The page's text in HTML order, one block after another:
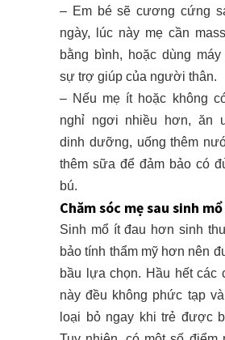
– Em bé sẽ cương cứng
ngày, lúc này mẹ cần
bằng bình, hoặc dùng
sự trợ giúp của người thân.
– Nếu mẹ ít hoặc không
nghỉ ngơi nhiều hơn, ăn
dinh dưỡng, uống thêm
thêm sữa để đảm bảo có
bú.
Chăm sóc mẹ sau sinh mổ
Sinh mổ ít đau hơn sinh
bảo tính thẩm mỹ hơn nên
bầu lựa chọn. Hầu hết các
này đều không phức tạp
loại bỏ ngay khi trẻ được